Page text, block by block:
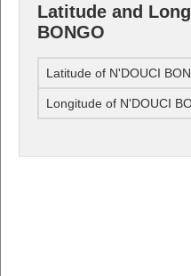
Latitude and
BONGO
Latitude of N'DOUCI
Longitude of N'DOUCI